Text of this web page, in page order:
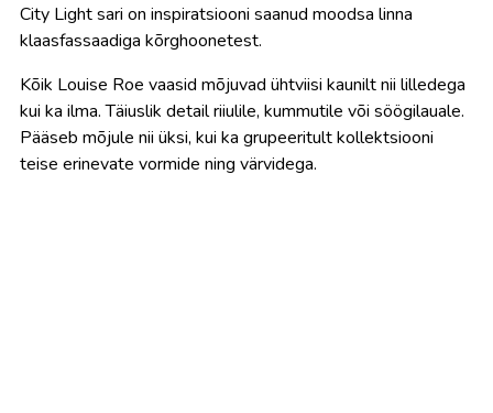
City Light sari on inspiratsiooni saanud moodsa linna
klaasfassaadiga kõrghoonetest.
Kõik Louise Roe vaasid mõjuvad ühtviisi kaunilt nii lilledega
kui ka ilma. Täiuslik detail riiulile, kummutile või söögilauale.
Pääseb mõjule nii üksi, kui ka grupeeritult kollektsiooni
teise erinevate vormide ning värvidega.